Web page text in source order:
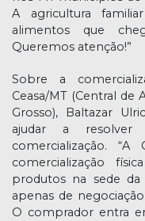
A agricultura
alimentos que
Queremos atenção!”
Sobre a
Ceasa/MT (Central
Grosso), Baltazar
ajudar a resolver
comercialização.
comercialização
produtos na sede
apenas de
O comprador entra